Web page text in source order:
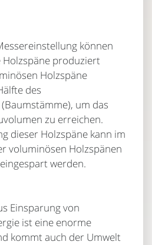
können
produziert
Holzspäne
des
um das
zu erreichen.
dieser Holzspäne kann im
voluminösen Holzspänen
werden.
Einsparung von
ist eine enorme
kommt auch der Umwelt